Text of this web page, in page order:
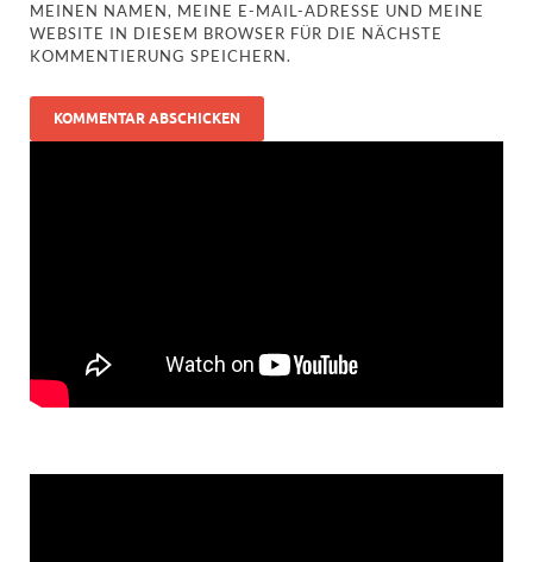
MEINEN NAMEN, MEINE E-MAIL-ADRESSE UND MEINE
WEBSITE IN DIESEM BROWSER FÜR DIE NÄCHSTE
KOMMENTIERUNG SPEICHERN.